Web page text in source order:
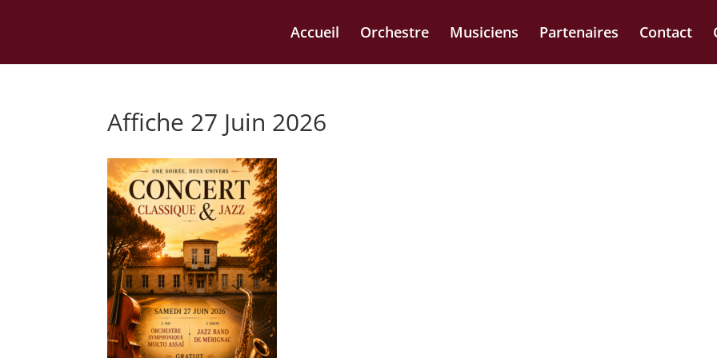
Accueil Orchestre Musiciens Partenaires Contact
Affiche 27 Juin 2026